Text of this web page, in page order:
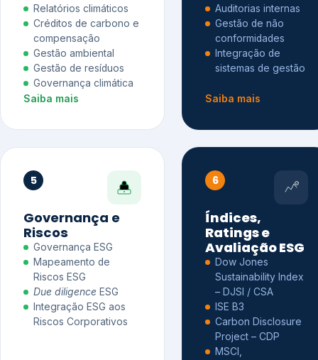
Relatórios climáticos
Créditos de carbono e
compensação
Gestão ambiental
Gestão de resíduos
Governança climática
Saiba mais
Auditorias internas
Gestão de não
conformidades
Integração de
sistemas de gestão
Saiba mais
5
Governança e
Riscos
Governança ESG
Mapeamento de
Riscos ESG
Due diligence ESG
Integração ESG aos
Riscos Corporativos
6
Índices,
Ratings e
Avaliação ESG
Dow Jones
Sustainability Index
– DJSI / CSA
ISE B3
Carbon Disclosure
Project – CDP
MSCI,